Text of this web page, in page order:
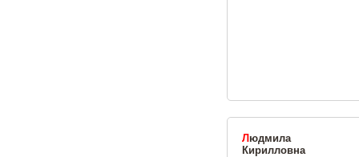
Л юдмила
Кирилловна